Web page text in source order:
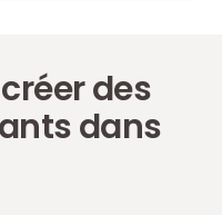
des
dans